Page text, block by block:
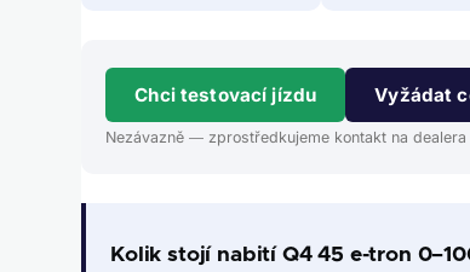
Chci testovací jízdu Vyžádat
Nezávazně — zprostředkujeme kontakt na dealera
Kolik stojí nabití Q4 45 e-tron